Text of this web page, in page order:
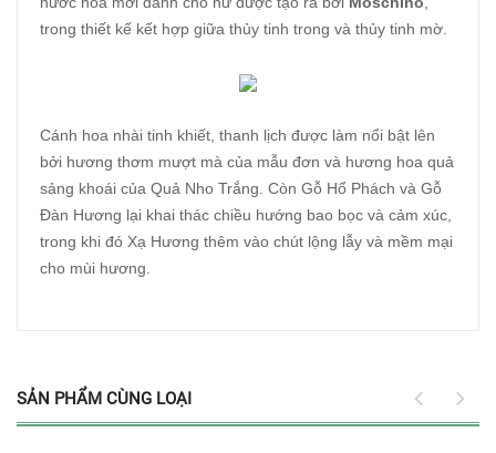
trong thiết kế kết hợp giữa thủy tinh trong và thủy tinh mờ.
Cánh hoa nhài tinh khiết, thanh lịch được làm nổi bật lên
bởi hương thơm mượt mà của mẫu đơn và hương hoa quả
sảng khoái của Quả Nho Trắng. Còn Gỗ Hổ Phách và Gỗ
Đàn Hương lại khai thác chiều hướng bao bọc và cảm xúc,
trong khi đó Xạ Hương thêm vào chút lộng lẫy và mềm mại
cho mùi hương.
SẢN PHẨM CÙNG LOẠI